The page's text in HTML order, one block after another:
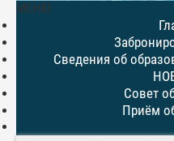
МЕНЮ
Сведения об
Совет
Приём